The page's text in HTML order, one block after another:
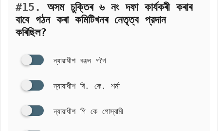
#15.
অসম চুক্তিৰ ৬ নং দফা কাৰ্যকৰী কৰাৰ
বাবে গঠন কৰা কমিটিখনৰ নেতৃত্ব প্রদান
কৰিছিল?
ন্যায়াধীশ ৰঞ্জন গগৈ
ন্যায়াধীশ বি. কে. শর্মা
ন্যায়াধীশ পি কে গোস্বামী